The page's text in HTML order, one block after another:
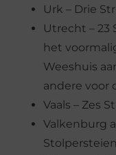
Urk – Drie
Utrecht – 23
het
Weeshuis
andere voor
Vaals – Zes
Valkenburg